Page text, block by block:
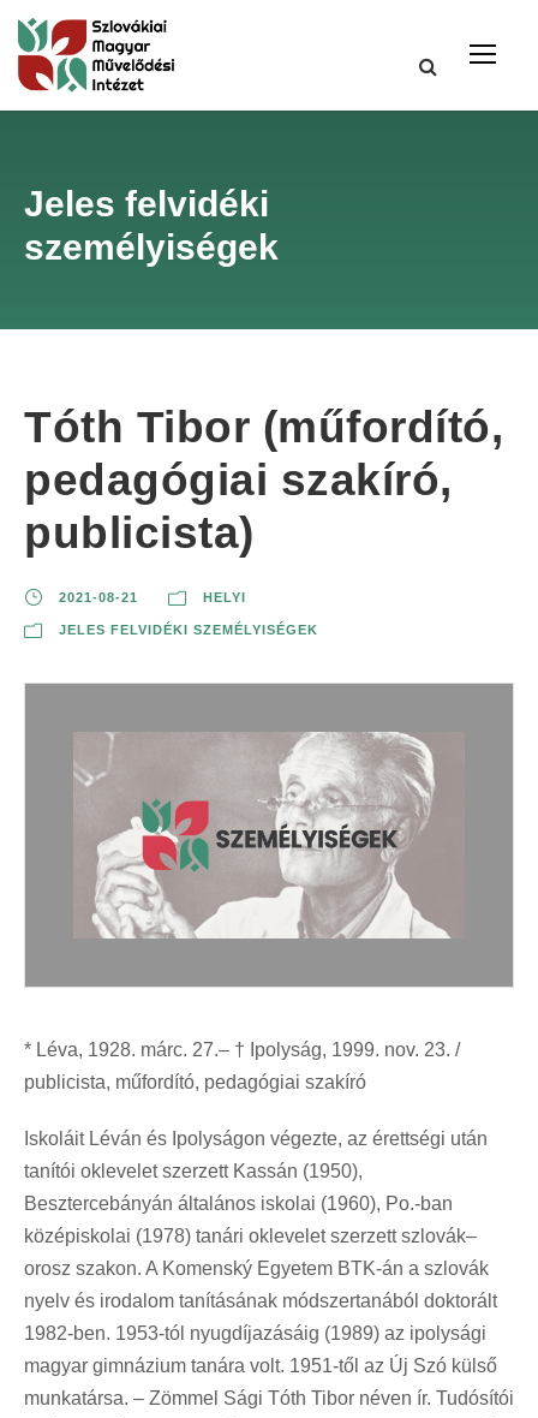
Jeles felvidéki
személyiségek
Tóth Tibor (műfordító,
pedagógiai szakíró,
publicista)
2021-08-21 HELYI
JELES FELVIDÉKI SZEMÉLYISÉGEK
* Léva, 1928. márc. 27.– † Ipolyság, 1999. nov. 23. /
publicista, műfordító, pedagógiai szakíró
Iskoláit Léván és Ipolyságon végezte, az érettségi után
tanítói oklevelet szerzett Kassán (1950),
Besztercebányán általános iskolai (1960), Po.-ban
középiskolai (1978) tanári oklevelet szerzett szlovák–
orosz szakon. A Komenský Egyetem BTK-án a szlovák
nyelv és irodalom tanításának módszertanából doktorált
1982-ben. 1953-tól nyugdíjazásáig (1989) az ipolysági
magyar gimnázium tanára volt. 1951-től az Új Szó külső
munkatársa. – Zömmel Sági Tóth Tibor néven ír. Tudósítói